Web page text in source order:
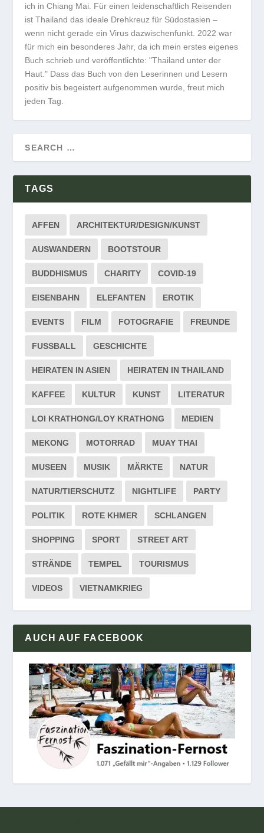
ich in Chiang Mai. Für einen leidenschaftlich Reisenden
ist Thailand das ideale Drehkreuz für Südostasien –
wenn nicht gerade ein Virus dazwischenfunkt. 2022 war
für mich ein besonderes Jahr, da ich mein erstes eigenes
Buch schrieb und veröffentlichte: "Thailand unter der
Haut." Dass das Buch von den Leserinnen und Lesern
positiv bis begeistert aufgenommen wurde, freut mich
jeden Tag.
TAGS
AFFEN ARCHITEKTUR/DESIGN/KUNST
AUSWANDERN BOOTSTOUR
BUDDHISMUS CHARITY COVID-19
EISENBAHN ELEFANTEN EROTIK
EVENTS FILM FOTOGRAFIE FREUNDE
FUSSBALL GESCHICHTE
HEIRATEN IN ASIEN HEIRATEN IN THAILAND
KAFFEE KULTUR KUNST LITERATUR
LOI KRATHONG/LOY KRATHONG MEDIEN
MEKONG MOTORRAD MUAY THAI
MUSEEN MUSIK MÄRKTE NATUR
NATUR/TIERSCHUTZ NIGHTLIFE PARTY
POLITIK ROTE KHMER SCHLANGEN
SHOPPING SPORT STREET ART
STRÄNDE TEMPEL TOURISMUS
VIDEOS VIETNAMKRIEG
AUCH AUF FACEBOOK